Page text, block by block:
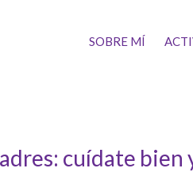
SOBRE MÍ
cuídate bien